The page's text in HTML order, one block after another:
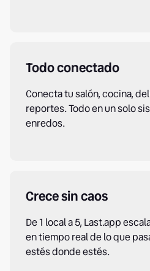
Todo conectado
Conecta tu salón, cocina,
reportes. Todo en un solo
enredos.
Crece sin caos
De 1 local a 5, Last.app
en tiempo real de lo que
estés donde estés.